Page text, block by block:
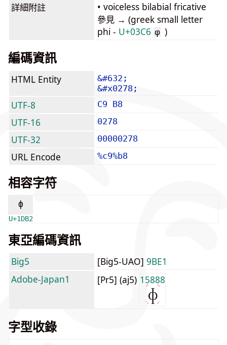
詳細附註
• voiceless bilabial fricative
參見 → (greek small letter
phi - U+03C6 φ )
編碼資訊
HTML Entity
&#632;
&#x0278;
UTF-8 C9 B8
UTF-16 0278
UTF-32 00000278
URL Encode %c9%b8
相容字符
ᶲ
U+1DB2
東亞編碼資訊
Big5 [Big5-UAO] 9BE1
Adobe-Japan1
[Pr5] (aj5) 15888
字型收錄